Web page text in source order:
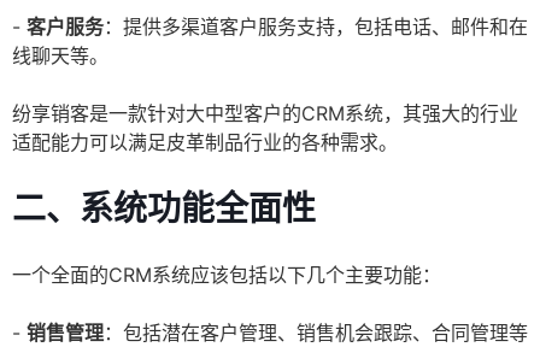
- 客户服务：提供多渠道客户服务支持，包括电话、邮件和在
线聊天等。
纷享销客是一款针对大中型客户的CRM系统，其强大的行业
适配能力可以满足皮革制品行业的各种需求。
二、系统功能全面性
一个全面的CRM系统应该包括以下几个主要功能：
- 销售管理：包括潜在客户管理、销售机会跟踪、合同管理等